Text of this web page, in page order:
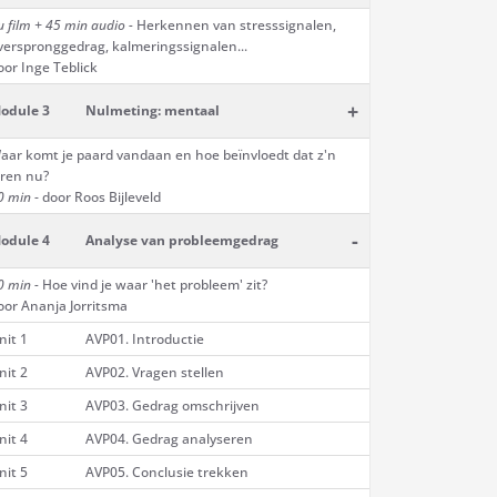
film + 45 min audio - Herkennen van stresssignalen,
kalmeringssignalen...
Inge Teblick
3 Nulmeting: mentaal +
komt je paard vandaan en hoe beïnvloedt dat z'n
nu?
min- door Roos Bijleveld
4 Analyse van probleemgedrag -
min - Hoe vind je waar 'het probleem' zit?
Ananja Jorritsma
1
AVP01. Introductie
2
AVP02. Vragen stellen
3
AVP03. Gedrag omschrijven
4
AVP04. Gedrag analyseren
5
AVP05. Conclusie trekken